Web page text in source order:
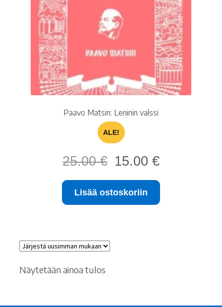
Saavutettavuusseloste
Paavo Matsin: Leninin valssi
ALE!
25.00€
Alkuperäinen
hinta
oli:
25.00 €.
15.00 €Nykyinen
on:
Lisää ostoskoriin
Näytetään ainoa tulos